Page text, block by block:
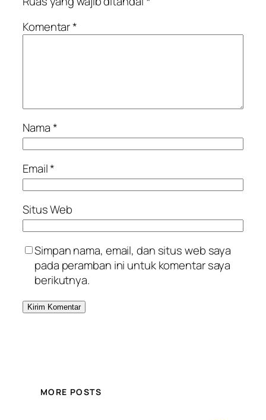
Komentar*
Nama*
Email*
Situs Web
Simpan nama, email, dan situs web saya
pada peramban ini untuk komentar saya
berikutnya.
MORE POSTS